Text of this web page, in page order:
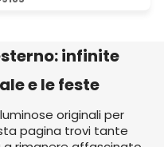
infinite
e le feste
originali per
pagina trovi tante